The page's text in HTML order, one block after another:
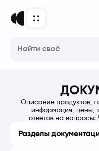
Описание продуктов,
информация, цены,
ответов на вопросы:
Разделы